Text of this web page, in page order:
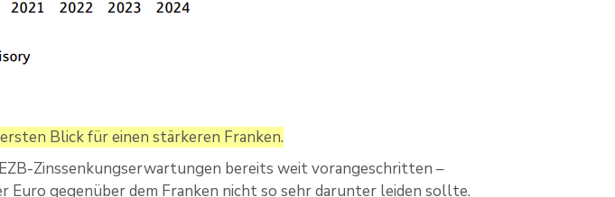
Blick für einen stärkeren Franken.
Zinssenkungserwartungen bereits weit vorangeschritten –
Euro gegenüber dem Franken nicht so sehr darunter leiden sollte.